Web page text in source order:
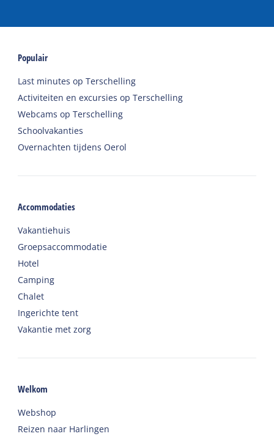
Populair
Last minutes op Terschelling
Activiteiten en excursies op Terschelling
Webcams op Terschelling
Schoolvakanties
Overnachten tijdens Oerol
Accommodaties
Vakantiehuis
Groepsaccommodatie
Hotel
Camping
Chalet
Ingerichte tent
Vakantie met zorg
Welkom
Webshop
Reizen naar Harlingen